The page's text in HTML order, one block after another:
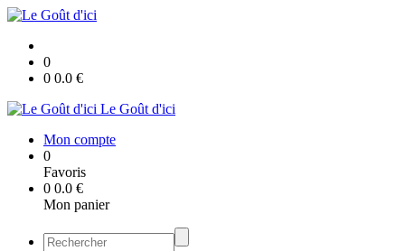
0
0 0.0 €
Le Goût d'ici
Mon compte
0
Favoris
0 0.0 €
Mon panier